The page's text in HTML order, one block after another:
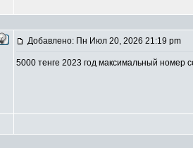
Добавлено: Пн Июл 20, 2026 21:19 pm
5000 тенге 2023 год максимальный номер